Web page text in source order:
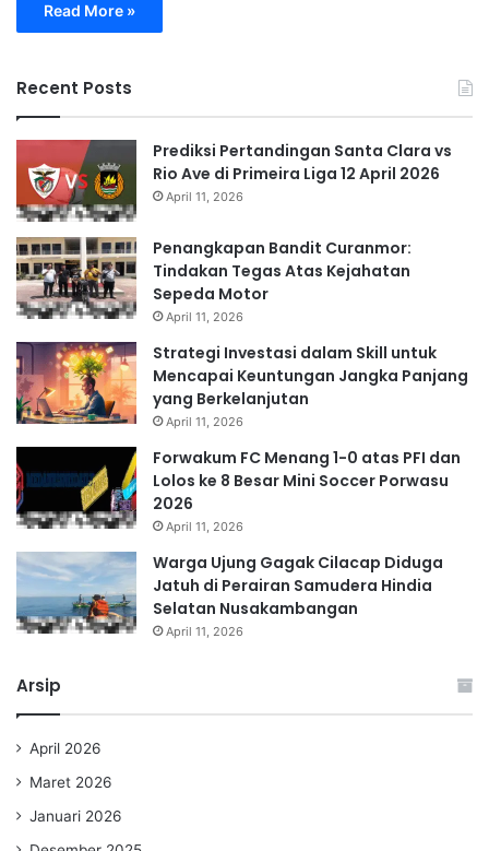
Read More »
Recent Posts
Prediksi Pertandingan Santa Clara vs
Rio Ave di Primeira Liga 12 April 2026
April 11, 2026
Penangkapan Bandit Curanmor:
Tindakan Tegas Atas Kejahatan
Sepeda Motor
April 11, 2026
Strategi Investasi dalam Skill untuk
Mencapai Keuntungan Jangka Panjang
yang Berkelanjutan
April 11, 2026
Forwakum FC Menang 1-0 atas PFI dan
Lolos ke 8 Besar Mini Soccer Porwasu
2026
April 11, 2026
Warga Ujung Gagak Cilacap Diduga
Jatuh di Perairan Samudera Hindia
Selatan Nusakambangan
April 11, 2026
Arsip
April 2026
Maret 2026
Januari 2026